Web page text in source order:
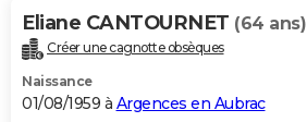
Eliane CANTOURNET (64 ans)
Créer une cagnotte obsèques
Naissance
01/08/1959 à Argences en Aubrac